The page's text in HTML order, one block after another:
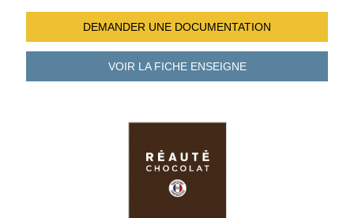
DEMANDER UNE DOCUMENTATION
VOIR LA FICHEENSEIGNE